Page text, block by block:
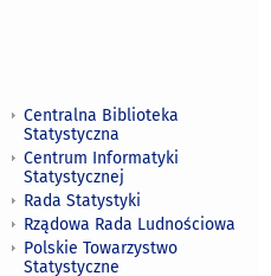
Centralna Biblioteka
Statystyczna
Centrum Informatyki
Statystycznej
Rada Statystyki
Rządowa Rada Ludnościowa
Polskie Towarzystwo
Statystyczne